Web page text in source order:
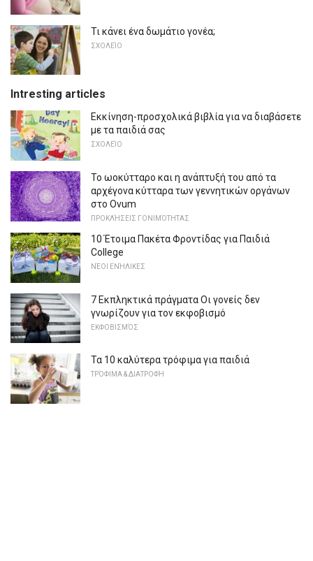
Τι κάνει ένα δωμάτιο γονέα;
ΣΧΟΛΕΊΟ
Intresting articles
Εκκίνηση-προσχολικά βιβλία για να διαβάσετε
με τα παιδιά σας
ΣΧΟΛΕΊΟ
Το ωοκύτταρο και η ανάπτυξή του από τα
αρχέγονα κύτταρα των γεννητικών οργάνων
στο Ovum
ΠΡΟΚΛΉΣΕΙΣ ΓΟΝΙΜΌΤΗΤΑΣ
10 Έτοιμα Πακέτα Φροντίδας για Παιδιά
College
ΝΈΟΙ ΕΝΉΛΙΚΕΣ
7 Εκπληκτικά πράγματα Οι γονείς δεν
γνωρίζουν για τον εκφοβισμό
ΕΚΦΟΒΙΣΜΌΣ
Τα 10 καλύτερα τρόφιμα για παιδιά
ΤΡΌΦΙΜΑ & ΔΙΑΤΡΟΦΉ